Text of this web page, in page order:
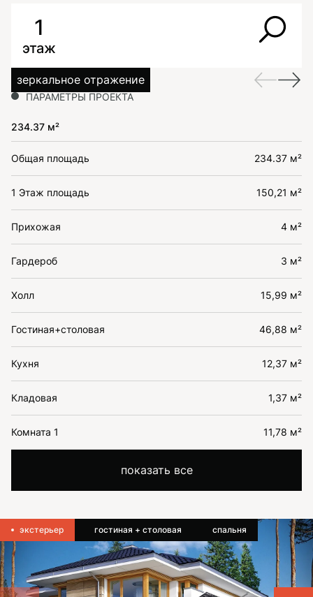
1
этаж
зеркальное отражение
ПАРАМЕТРЫ ПРОЕКТА
234.37 м²
Общая площадь 234.37 м²
1 Этаж площадь 150,21 м²
Прихожая 4 м²
Гардероб 3 м²
Холл 15,99 м²
Гостиная+столовая 46,88 м²
Кухня 12,37 м²
Кладовая 1,37 м²
Комната 1 11,78 м²
показать все
экстерьер гостиная + столовая спальня